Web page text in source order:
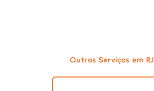
Outros Serviços em RJ